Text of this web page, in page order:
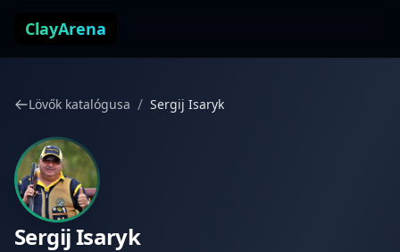
ClayArena
Lövők katalógusa / Sergij Isaryk
Sergij Isaryk